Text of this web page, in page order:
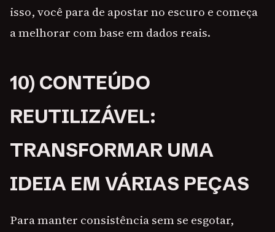
isso, você para de apostar no escuro e começa
a melhorar com base em dados reais.
10) CONTEÚDO
REUTILIZÁVEL:
TRANSFORMAR UMA
IDEIA EM VÁRIAS PEÇAS
Para manter consistência sem se esgotar,